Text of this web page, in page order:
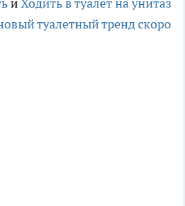
иХодить в туалет на унитаз
туалетный тренд скоро